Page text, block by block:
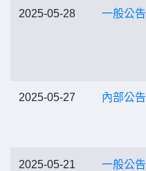
2025-05-28 一般公告
2025-05-27 內部公告
2025-05-21 一般公告